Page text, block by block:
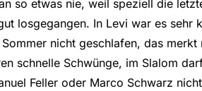
so etwas nie, weil speziell die
losgegangen. In Levi war es sehr
nicht geschlafen, das merkt
schnelle Schwünge, im Slalom
Feller oder Marco Schwarz